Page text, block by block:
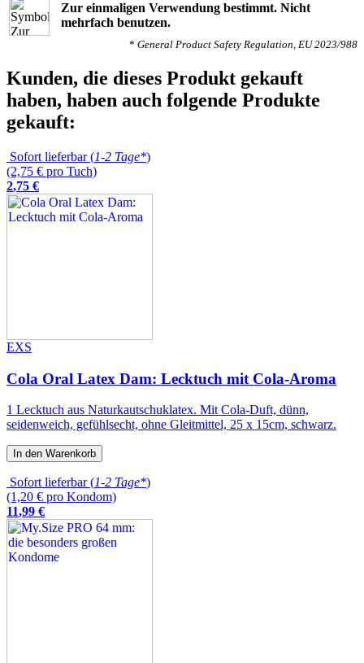
Zur einmaligen Verwendung bestimmt. Nicht
mehrfach benutzen.
* General Product Safety Regulation, EU 2023/988
Kunden, die dieses Produkt gekauft
haben, haben auch folgende Produkte
gekauft:
Sofort lieferbar (1-2 Tage*)
(2,75 € pro Tuch)
2,75 €
EXS
Cola Oral Latex Dam: Lecktuch mit Cola-Aroma
1 Lecktuch aus Naturkautschuklatex. Mit Cola-Duft, dünn,
seidenweich, gefühlsecht, ohne Gleitmittel, 25 x 15cm, schwarz.
In den Warenkorb
Sofort lieferbar (1-2 Tage*)
(1,20 € pro Kondom)
11,99 €